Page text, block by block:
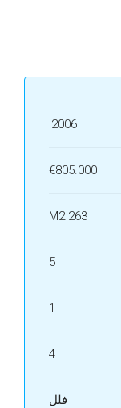
I2006
€805.000
263 M2
5
1
4
فلل